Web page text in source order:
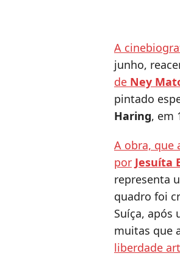
A
junho,
de Ney
pintado
Haring, em
A obra, que
por Jesuíta
representa
quadro foi
Suíça, após
muitas que
liberdade